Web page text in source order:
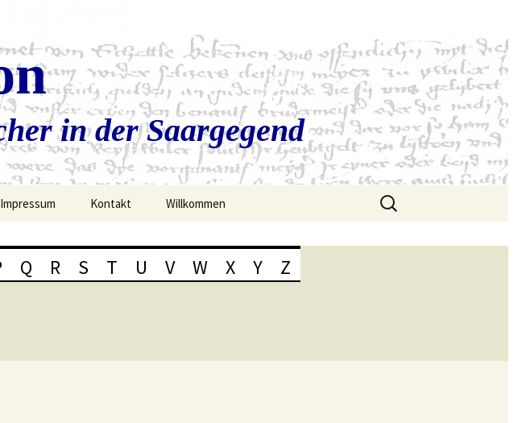
in der Saargegend
Impressum Kontakt Willkommen
Suchen
nach:
Q R S T U V W X Y Z